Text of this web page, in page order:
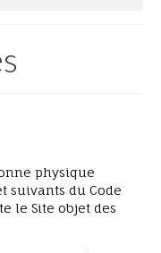
physique
suivants du Code
le Site objet des